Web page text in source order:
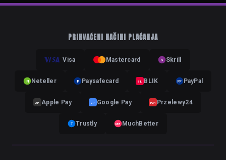
PRIHVAĆENI NAČINI PLAĆANJA
Visa Mastercard S Skrill
N Neteller P Paysafecard BL BLIK PP PayPal
AP Apple Pay GP Google Pay P24 Przelewy24
T Trustly MB MuchBetter